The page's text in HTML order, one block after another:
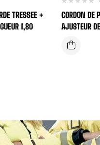
TRESSEE +
1,80
CORDON DE
AJUSTEUR